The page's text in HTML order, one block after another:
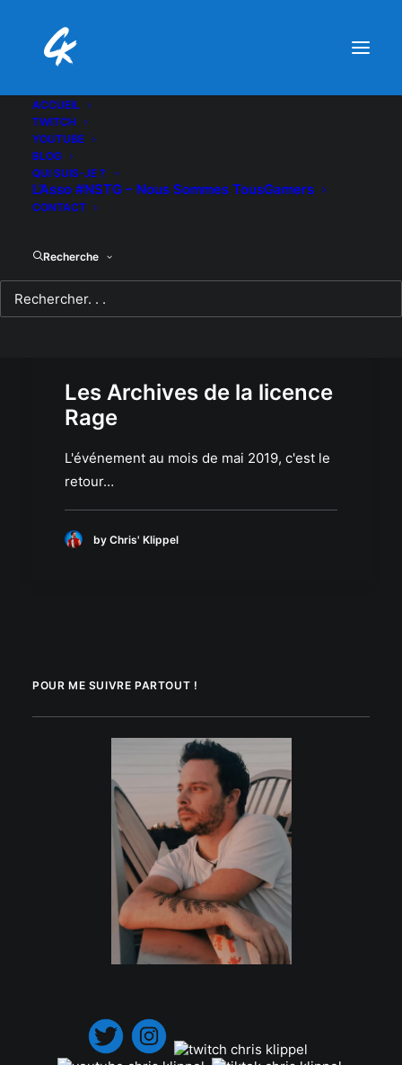
ACCUEIL
TWITCH
YOUTUBE
BLOG
QUI SUIS-JE ?
L’Asso #NSTG – Nous Sommes TousGamers
CONTACT
Recherche
Les Archives de la licence
Rage
L'événement au mois de mai 2019, c'est le
retour…
by Chris' Klippel
POUR ME SUIVRE PARTOUT !